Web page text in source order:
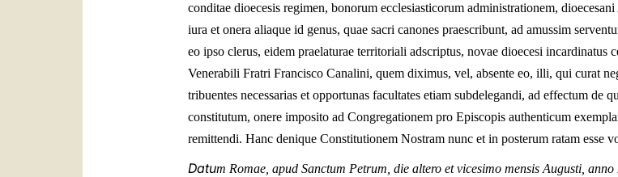
conditae dioecesis regimen, bonorum ecclesiasticorum administrationem,
iura et onera aliaque id genus, quae sacri canones praescribunt, ad amussim
eo ipso clerus, eidem praelaturae territoriali adscriptus, novae dioecesi incardinatus
Venerabili Fratri Francisco Canalini, quem diximus, vel, absente eo, illi, qui curat
tribuentes necessarias et opportunas facultates etiam subdelegandi, ad effectum de
constitutum, onere imposito ad Congregationem pro Episcopis authenticum
remittendi. Hanc denique Constitutionem Nostram nunc et in posterum ratam esse
Datum Romae, apud Sanctum Petrum, die altero et vicesimo mensis Augusti,